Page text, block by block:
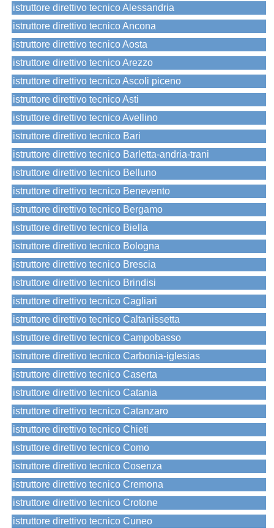
istruttore direttivo tecnico Alessandria
istruttore direttivo tecnico Ancona
istruttore direttivo tecnico Aosta
istruttore direttivo tecnico Arezzo
istruttore direttivo tecnico Ascoli piceno
istruttore direttivo tecnico Asti
istruttore direttivo tecnico Avellino
istruttore direttivo tecnico Bari
istruttore direttivo tecnico Barletta-andria-trani
istruttore direttivo tecnico Belluno
istruttore direttivo tecnico Benevento
istruttore direttivo tecnico Bergamo
istruttore direttivo tecnico Biella
istruttore direttivo tecnico Bologna
istruttore direttivo tecnico Brescia
istruttore direttivo tecnico Brindisi
istruttore direttivo tecnico Cagliari
istruttore direttivo tecnico Caltanissetta
istruttore direttivo tecnico Campobasso
istruttore direttivo tecnico Carbonia-iglesias
istruttore direttivo tecnico Caserta
istruttore direttivo tecnico Catania
istruttore direttivo tecnico Catanzaro
istruttore direttivo tecnico Chieti
istruttore direttivo tecnico Como
istruttore direttivo tecnico Cosenza
istruttore direttivo tecnico Cremona
istruttore direttivo tecnico Crotone
istruttore direttivo tecnico Cuneo